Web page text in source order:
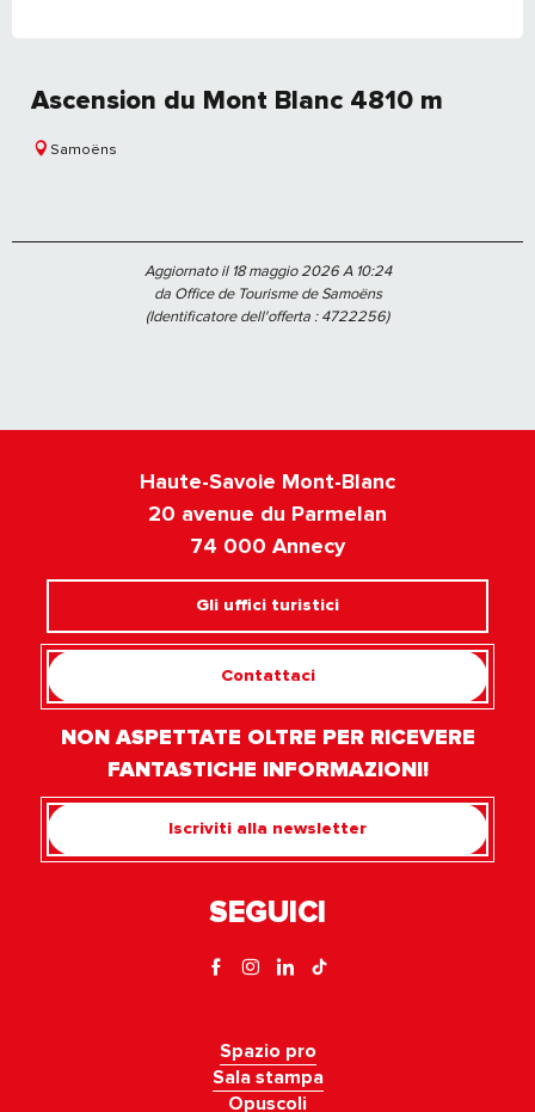
Ascension du Mont Blanc 4810 m
Samoëns
Aggiornato il 18 maggio 2026 A 10:24
da Office de Tourisme de Samoëns
(Identificatore dell'offerta :4722256)
Haute-Savoie Mont-Blanc
20 avenue du Parmelan
74 000 Annecy
Gli uffici turistici
Contattaci
NON ASPETTATE OLTRE PER RICEVERE
FANTASTICHE INFORMAZIONI!
Iscriviti alla newsletter
SEGUICI
Spazio pro
Sala stampa
Opuscoli